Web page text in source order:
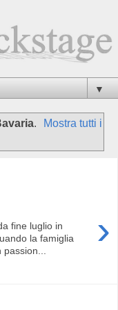
▼
.
Mostra tutti i
›
fine luglio in
la famiglia